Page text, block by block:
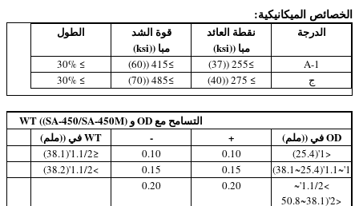
الخصائص الميكانيكية:
الدرجة
نقطة العائد
مبا ((ksi)
قوة الشد
مبا ((ksi)
الطول
A-1
≥255 ((37)
≥415 ((60)
≥ 30%
ج
≥ 275 ((40)
≥485 ((70)
≥ 30%
التسامح مع OD و WT ((SA-450/SA-450M)
OD في ((ملم)
+
- WT في ((ملم)
<1'(25.4)
0.10
0.10
≤1.1/2'(38.1)
1'~1.1'(25.4~38.1)
0.15
0.15
>1.1/2'(38.2)
>1.1/2'~
<2'(38.1~50.8
0.20
0.20